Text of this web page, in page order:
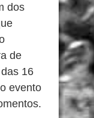
dos
de
16
evento